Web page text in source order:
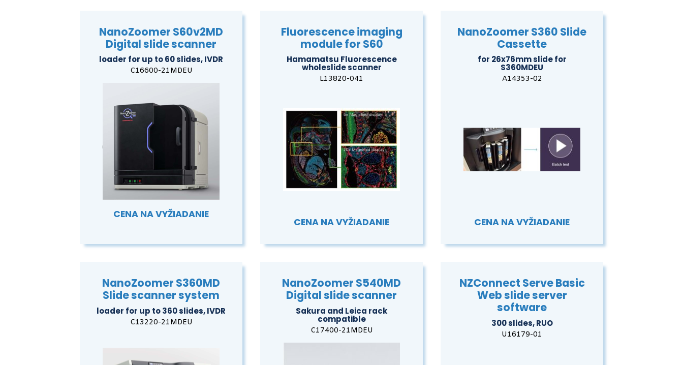
NanoZoomer S60v2MD
Digital slide scanner
loader for up to 60 slides, IVDR
C16600-21MDEU
CENA NA VYŽIADANIE
Fluorescence imaging
module for S60
Hamamatsu Fluorescence
wholeslide scanner
L13820-041
CENA NA VYŽIADANIE
NanoZoomer S360 Slide
Cassette
for 26x76mm slide for
S360MDEU
A14353-02
CENA NA VYŽIADANIE
NanoZoomer S360MD
Slide scanner system
loader for up to 360 slides, IVDR
C13220-21MDEU
NanoZoomer S540MD
Digital slide scanner
Sakura and Leica rack
compatible
C17400-21MDEU
NZConnect Serve Basic
Web slide server
software
300 slides, RUO
U16179-01